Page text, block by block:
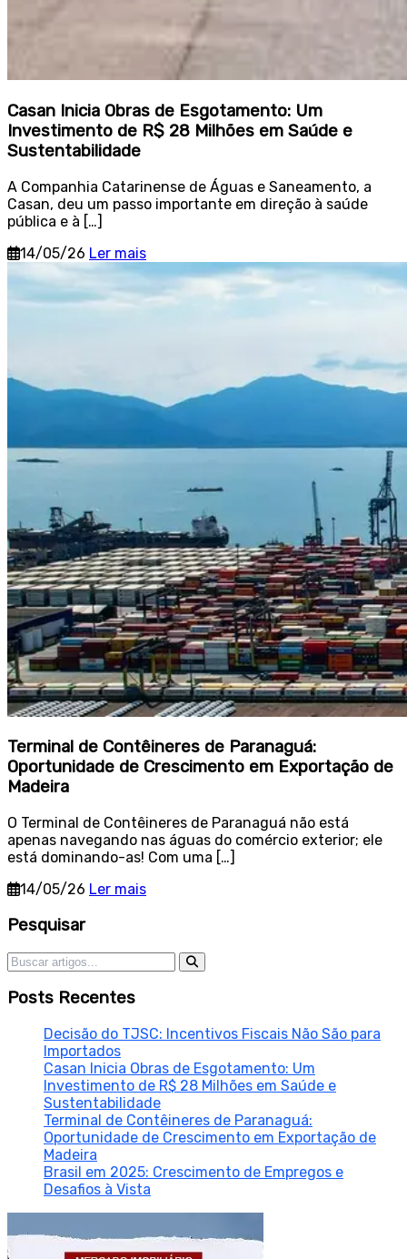
Casan Inicia Obras de Esgotamento: Um
Investimento de R$ 28 Milhões em Saúde e
Sustentabilidade
A Companhia Catarinense de Águas e Saneamento, a
Casan, deu um passo importante em direção à saúde
pública e à […]
14/05/26 Ler mais
Terminal de Contêineres de Paranaguá:
Oportunidade de Crescimento em Exportação de
Madeira
O Terminal de Contêineres de Paranaguá não está
apenas navegando nas águas do comércio exterior; ele
está dominando-as! Com uma […]
14/05/26 Ler mais
Sidebar
Pesquisar
Pesquisar por:
Posts Recentes
Decisão do TJSC: Incentivos Fiscais Não São para
Importados
Casan Inicia Obras de Esgotamento: Um
Investimento de R$ 28 Milhões em Saúde e
Sustentabilidade
Terminal de Contêineres de Paranaguá:
Oportunidade de Crescimento em Exportação de
Madeira
Brasil em 2025: Crescimento de Empregos e
Desafios à Vista